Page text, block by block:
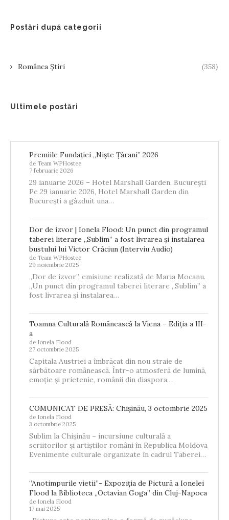
Postări după categorii
Românca Știri (358)
Ultimele postări
Premiile Fundației „Niște Țărani” 2026
de Team WPHostee
7 februarie 2026
29 ianuarie 2026 – Hotel Marshall Garden, București
Pe 29 ianuarie 2026, Hotel Marshall Garden din
București a găzduit una…
Dor de izvor | Ionela Flood: Un punct din programul
taberei literare „Sublim” a fost livrarea și instalarea
bustului lui Victor Crăciun (Interviu Audio)
de Team WPHostee
29 noiembrie 2025
„Dor de izvor”, emisiune realizată de Maria Mocanu.
„Un punct din programul taberei literare „Sublim” a
fost livrarea și instalarea…
Toamna Culturală Românească la Viena – Ediția a III-
a
de Ionela Flood
27 octombrie 2025
Capitala Austriei a îmbrăcat din nou straie de
sărbătoare românească. Într-o atmosferă de lumină,
emoție și prietenie, românii din diaspora…
COMUNICAT DE PRESĂ: Chișinău, 3 octombrie 2025
de Ionela Flood
3 octombrie 2025
Sublim la Chișinău – incursiune culturală a
scriitorilor și artiștilor români în Republica Moldova
Evenimente culturale organizate în cadrul Taberei…
‘’Anotimpurile vietii’’- Expoziția de Pictură a Ionelei
Flood la Biblioteca „Octavian Goga” din Cluj-Napoca
de Ionela Flood
17 mai 2025